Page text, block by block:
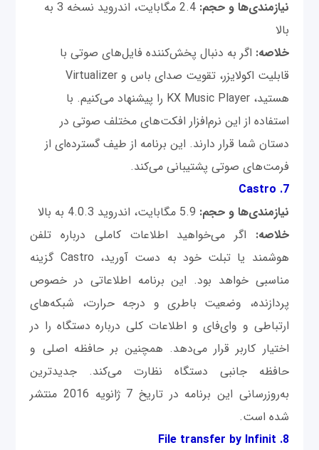
نیازمندی‌ها و حجم:
2.4 مگابایت، اندروید نسخه 3 به
بالا
خلاصه: اگر به دنبال پخش‌کننده فایل‌های صوتی با
قابلیت اکولایزر، تقویت صدای باس و Virtualizer
هستید، KX Music Player را پیشنهاد می‌کنیم. با
استفاده از این نرم‌افزار افکت‌های مختلف صوتی در
دستان شما قرار دارند. این برنامه از طیف گسترده‌ای از
فرمت‌های صوتی پشتیبانی می‌کند. ‌
7. Castro
نیازمندی‌ها و حجم:
خلاصه: اگر می‌خواهید اطلاعات کاملی درباره تلفن
هوشمند یا تبلت خود به دست آورید، Castro گزینه
مناسبی خواهد بود. این برنامه اطلاعاتی در خصوص
پردازنده، وضعیت باطری و درجه حرارت، شبکه‌های
ارتباطی و وای‌فای و اطلاعات کلی درباره دستگاه را در
اختیار کاربر قرار می‌دهد. همچنین بر حافظه اصلی و
حافظه جانبی دستگاه نظارت می‌کند. جدیدترین
به‌روزرسانی این برنامه در تاریخ 7 ژانویه 2016 منتشر
شده است.
8. File transfer by Infinit